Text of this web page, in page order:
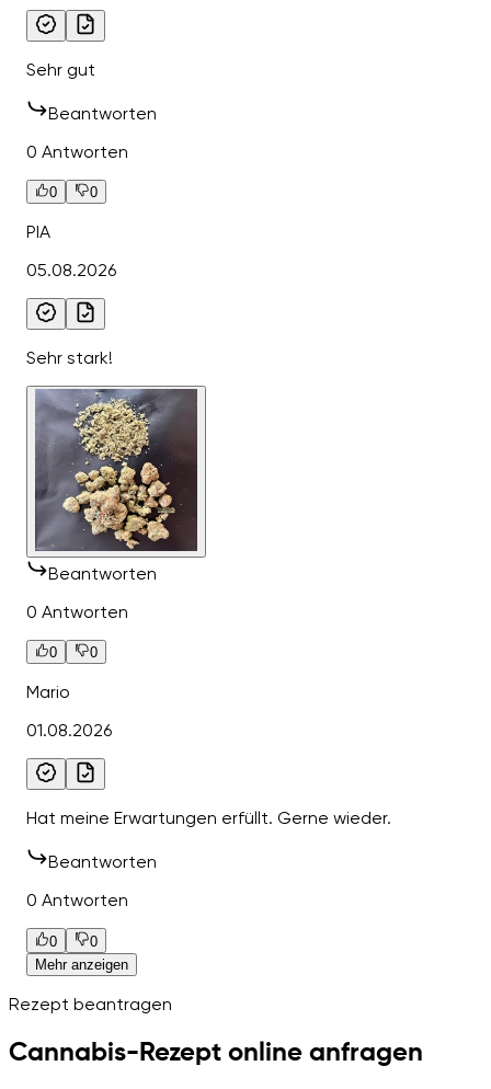
Sehr gut
Beantworten
0 Antworten
0 0
PIA
05.08.2026
Sehr stark!
Beantworten
0 Antworten
0 0
Mario
01.08.2026
Hat meine Erwartungen erfüllt. Gerne wieder.
Beantworten
0 Antworten
0
0
Mehr anzeigen
Rezept beantragen
Cannabis-Rezept online anfragen